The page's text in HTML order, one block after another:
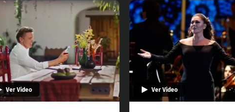
Ver Video Ver Video